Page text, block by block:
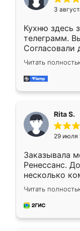
3
Кухню здесь
телеграмм.
Согласовали
недели кухня
довольны
мебель за
Читать
Rita S.
29 июля
Заказывала
Ренессанс.
несколько
эту. Сначала
приехал
и снял
Читать